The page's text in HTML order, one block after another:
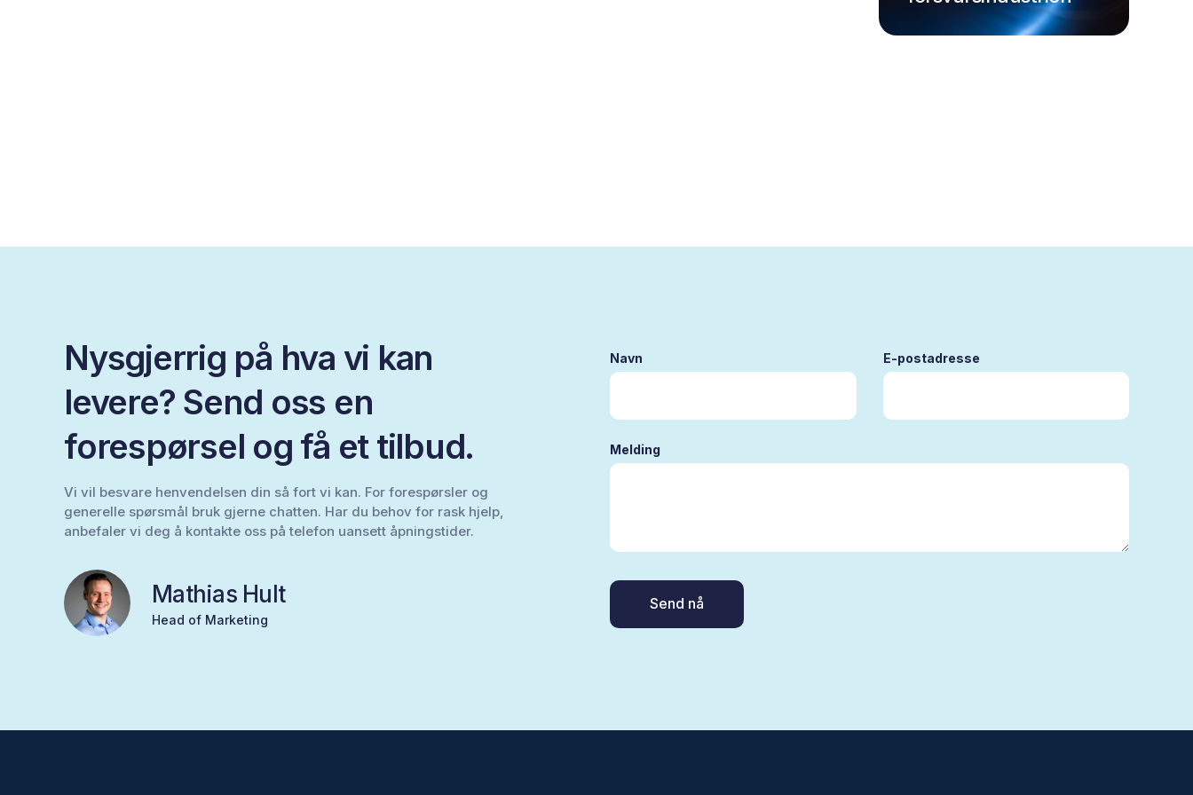
Nysgjerrig på hva vi kan
levere? Send oss en
forespørsel og få et tilbud.
Vi vil besvare henvendelsen din så fort vi kan. For forespørsler og
generelle spørsmål bruk gjerne chatten. Har du behov for rask hjelp,
anbefaler vi deg å kontakte oss på telefon uansett åpningstider.
Mathias Hult
Head of Marketing
Navn E-postadresse
Melding